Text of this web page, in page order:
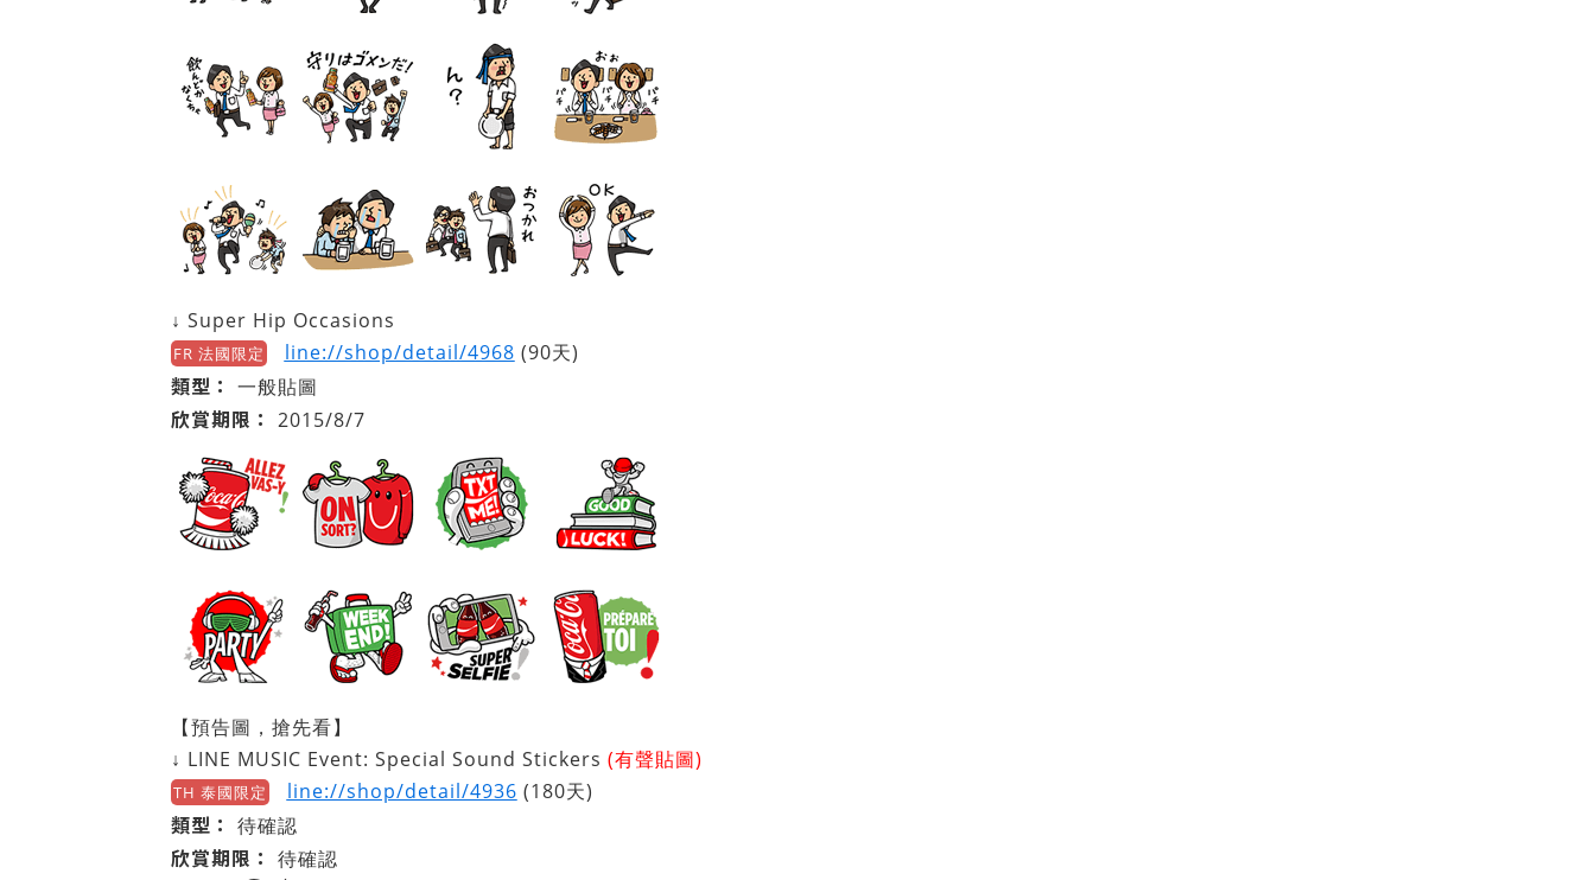
↓ Super Hip Occasions
FR 法國限定 line://shop/detail/4968 (90天)
類型： 一般貼圖
欣賞期限： 2015/8/7
【預告圖，搶先看】
↓ LINE MUSIC Event: Special Sound Stickers (有聲貼圖)
TH 泰國限定 line://shop/detail/4936 (180天)
類型： 待確認
欣賞期限： 待確認